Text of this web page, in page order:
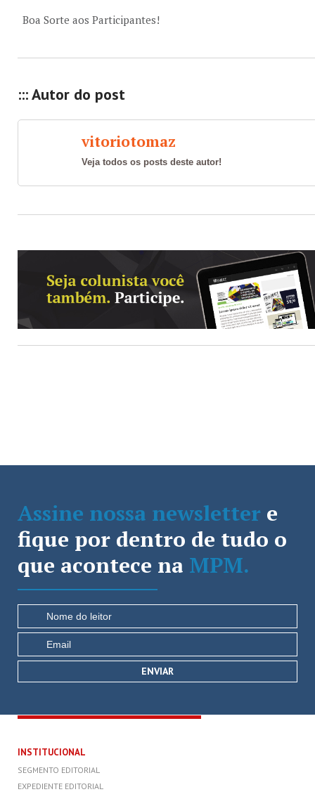
Boa Sorte aos Participantes!
::: Autor do post
vitoriotomaz
Veja todos os posts deste autor!
Assine nossa newsletter e
fique por dentro de tudo o
que acontece na MPM.
INSTITUCIONAL
SEGMENTO EDITORIAL
EXPEDIENTE EDITORIAL